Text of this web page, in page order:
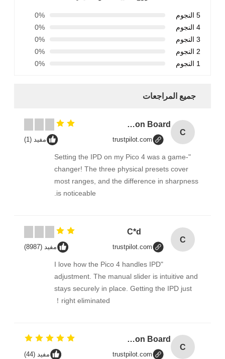
5 النجوم
0%
4 النجوم
0%
3 النجوم
0%
2 النجوم
0%
1 النجوم
0%
جميع المراجعات
C
Combination Abs Open Padlock Hasp Lockout Station Board
trustpilot.com مفيد (1)
"Setting the IPD on my Pico 4 was a game-
changer! The three physical presets cover
most ranges, and the difference in sharpness
is noticeable.
C
C*d
trustpilot.com مفيد (8987)
"I love how the Pico 4 handles IPD
adjustment. The manual slider is intuitive and
stays securely in place. Getting the IPD just
right eliminated！
C
Combination Abs Open Padlock Hasp Lockout Station Board
trustpilot.com مفيد (44)